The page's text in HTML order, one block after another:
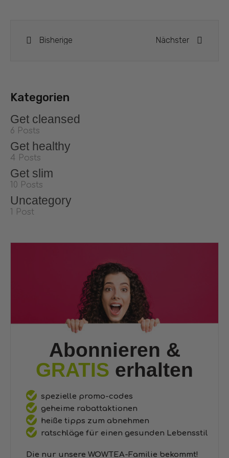
Bisherige Nächster
Kategorien
Get cleansed
6 Posts
Get healthy
4 Posts
Get slim
10 Posts
Uncategory
1 Post
Abonnieren &
GRATIS erhalten
spezielle promo-codes
geheime rabattaktionen
heiße tipps zum abnehmen
ratschläge für einen gesunden Lebensstil
Die nur unsere WOWTEA-Familie bekommt!